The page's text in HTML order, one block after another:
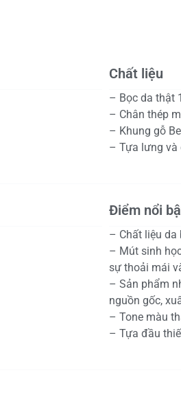
Chất liệu
– Bọc da thật
– Chân thép
– Khung gỗ
– Tựa lưng và
Điểm nổi
– Chất liệu da
– Mút sinh
sự thoải mái
– Sản phẩm
nguồn gốc,
– Tone màu
– Tựa đầu